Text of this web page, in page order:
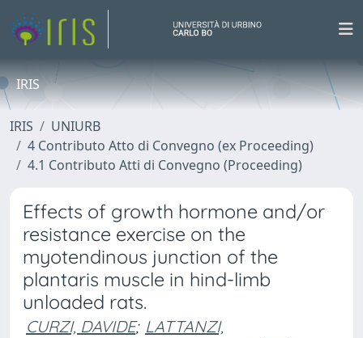
IRIS
IRIS
UNIURB
4 Contributo Atto di Convegno (ex Proceeding)
4.1 Contributo Atti di Convegno (Proceeding)
Effects of growth hormone and/or
resistance exercise on the
myotendinous junction of the
plantaris muscle in hind-limb
unloaded rats.
CURZI, DAVIDE; LATTANZI,